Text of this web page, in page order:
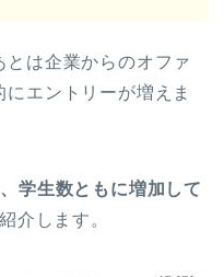
は企業からのオファ
エントリーが増えま
学生数ともに増加して
介します。